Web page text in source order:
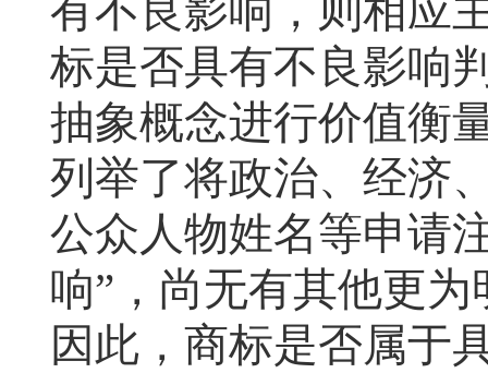
有不良影响，则相应
标是否具有不良影响
抽象概念进行价值衡
列举了将政治、经济
公众人物姓名等申请
响”，尚无有其他更
因此，商标是否属于